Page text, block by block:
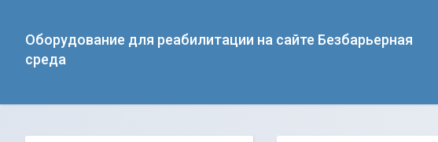
Оборудование для реабилитации на сайте Безбарьерная
среда